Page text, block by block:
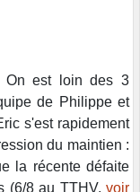
On est loin des 3
de Philippe et
s'est rapidement
du maintien :
la récente défaite
(6/8 au TTHV, voir